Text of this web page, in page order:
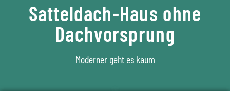
Satteldach-Haus ohne
Dachvorsprung
Moderner geht es kaum